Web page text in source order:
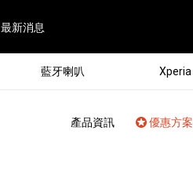
最新消息
藍牙喇叭 Xperia
產品資訊 優惠方案